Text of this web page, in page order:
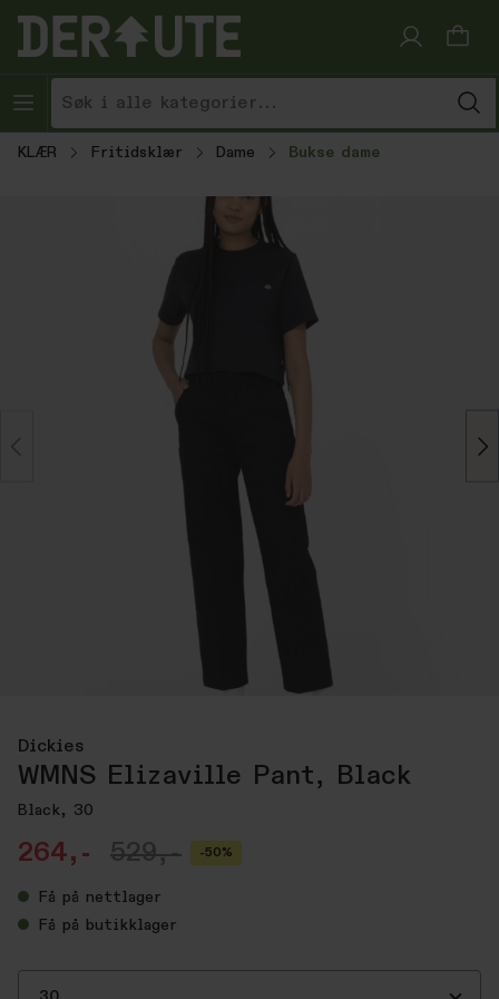
Hopp til innhold
KLÆR Fritidsklær Dame Bukse dame
Dickies
WMNS Elizaville Pant, Black
Black, 30
264,- 529,- -50%
Få på nettlager
Få på butikklager